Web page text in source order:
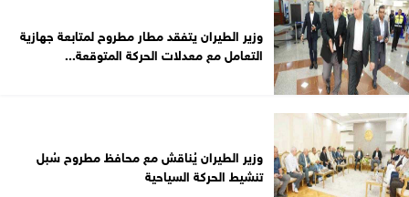
وزير الطيران يتفقد مطار مطروح لمتابعة جهازية
التعامل مع معدلات الحركة المتوقعة...
وزير الطيران يُناقش مع محافظ مطروح سُبل
تنشيط الحركة السياحية